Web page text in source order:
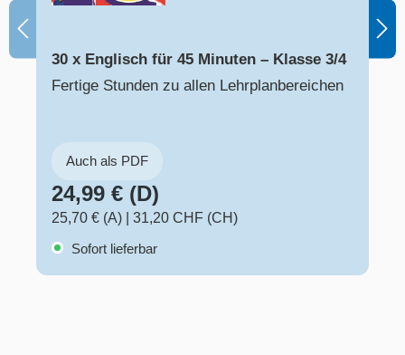
30 x Englisch für 45 Minuten – Klasse 3/4
Fertige Stunden zu allen Lehrplanbereichen
Auch als PDF
24,99 € (D)
25,70 € (A)
31,20 CHF (CH)
Sofort lieferbar